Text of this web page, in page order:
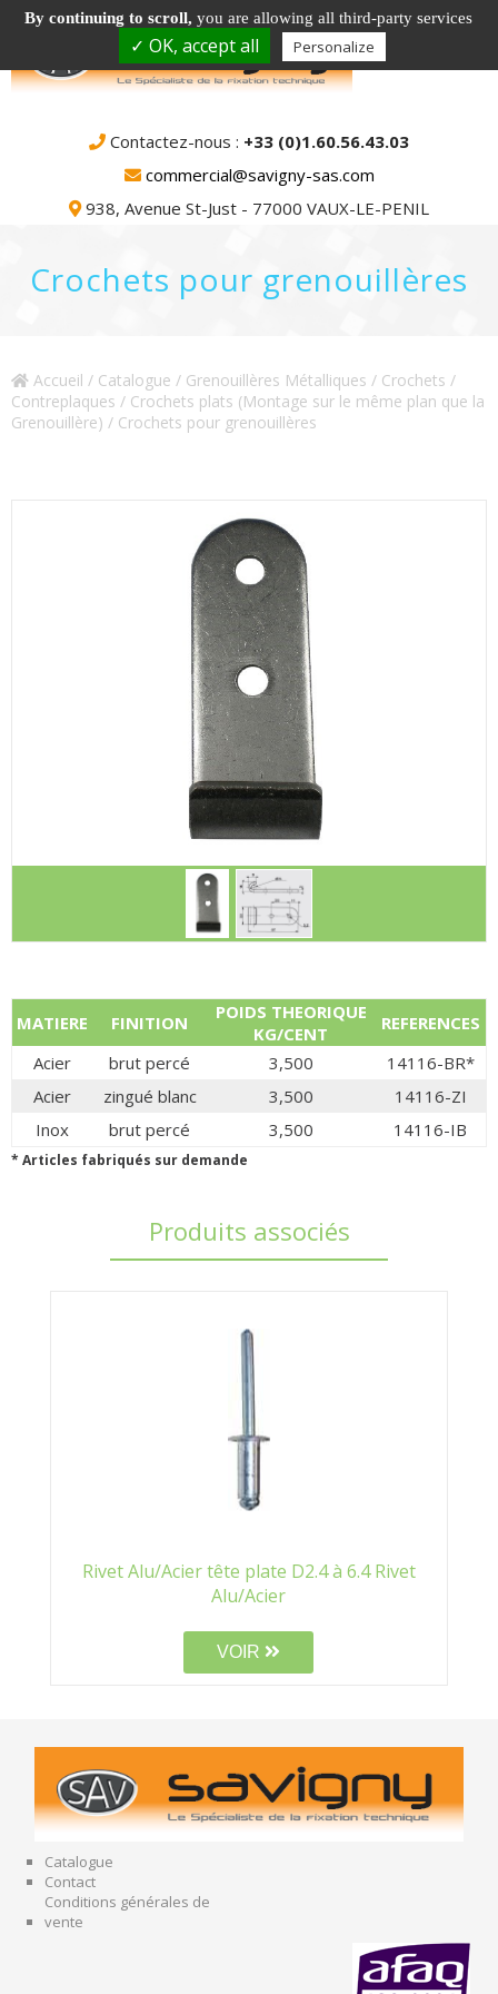
Contactez-nous : +33 (0)1.60.56.43.03
commercial@savigny-sas.com
938, Avenue St-Just - 77000 VAUX-LE-PENIL
Crochets pour grenouillères
Accueil / Catalogue / Grenouillères Métalliques / Crochets /
Contreplaques / Crochets plats (Montage sur le même plan que la
Grenouillère) / Crochets pour grenouillères
MATIERE FINITION
POIDS THEORIQUE
KG/CENT
REFERENCES
Acier
brut percé 3,500
14116-BR*
Acier
zingué blanc 3,500
14116-ZI
Inox
brut percé 3,500 14116-IB
* Articles fabriqués sur demande
Produits associés
Rivet Alu/Acier tête plate D2.4 à 6.4 Rivet
Alu/Acier
VOIR
Catalogue
Contact
Conditions générales de
vente
By continuing to scroll, you are allowing all third-party services
✓ OK, accept all Personalize